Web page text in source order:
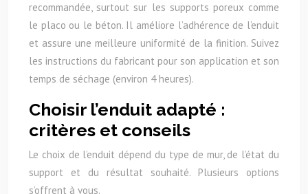
recommandée, surtout sur les supports poreux comme
le placo ou le béton. Il améliore l’adhérence de l’enduit
et assure une meilleure uniformité de la finition. Suivez
les instructions du fabricant pour son application et son
temps de séchage (environ 4 heures).
Choisir l’enduit adapté :
critères et conseils
Le choix de l’enduit dépend du type de mur, de l’état du
support et du résultat souhaité. Plusieurs options
s’offrent à vous.